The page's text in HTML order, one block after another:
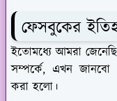
ফেসবুকের
ইতোমধ্যে আমরা
সম্পর্কে, এখন জানবো
করা হলো।